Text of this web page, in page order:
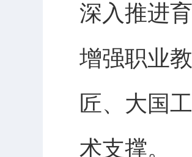
深入推进
增强职业
匠、大国
术支撑。